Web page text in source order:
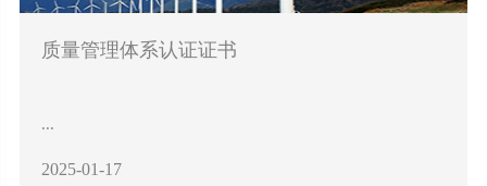
质量管理体系认证证书
...
2025-01-17